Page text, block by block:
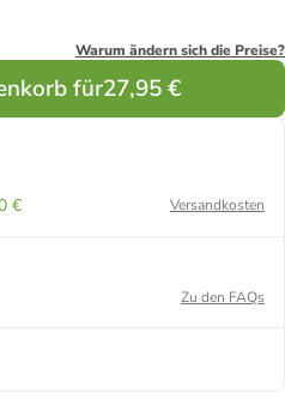
Warum ändern sich die Preise?
für27,95 €
€
Versandkosten
Zu den FAQs